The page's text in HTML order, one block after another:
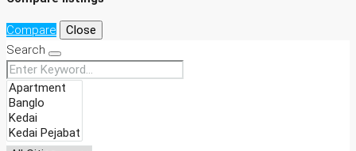
Compare
Close
Search